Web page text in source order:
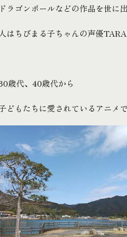
ラゴンボールなどの作品を世に
はちびまる子ちゃんの声優
歳代、40歳代から
どもたちに愛されているアニメで